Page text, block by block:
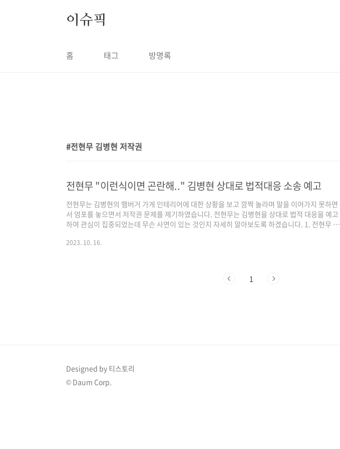
이슈픽
홈 태그 방명록
전현무 김병현 저작권
전현무 "이런식이면 곤란해.." 김병현 상대로 법적대응 소송 예고
전현무는 김병현의 햄버거 가게 인테리어에 대한 상황을 보고 깜짝 놀라며 말을 이어가지 못하면
서 엄포를 놓으면서 저작권 문제를 제기하였습니다. 전현무는 김병현을 상대로 법적 대응을 예고
하여 관심이 집중되었는데 무슨 사연이 있는 것인지 자세히 알아보도록 하겠습니다. 1. 전현무 김
가 김병현에게 소송을 제기한다고 해 모두가 놀랐는데 대체 무슨 상황인지 궁금증을 자아냈습니
2023. 10. 16.
1
Designed by 티스토리
© Daum Corp.